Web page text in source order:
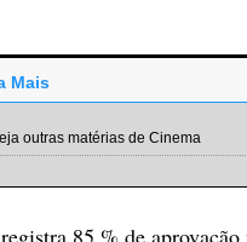
Mais
outras matérias de Cinema
85 % de aprovação